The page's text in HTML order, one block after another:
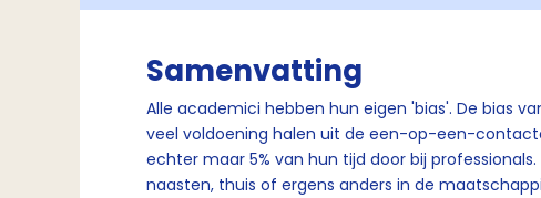
Samenvatting
Alle academici hebben hun eigen 'bias'. De bias
veel voldoening halen uit de een-op-een-
echter maar 5% van hun tijd door bij
naasten, thuis of ergens anders in de